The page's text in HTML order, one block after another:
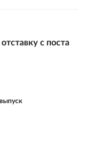
с поста